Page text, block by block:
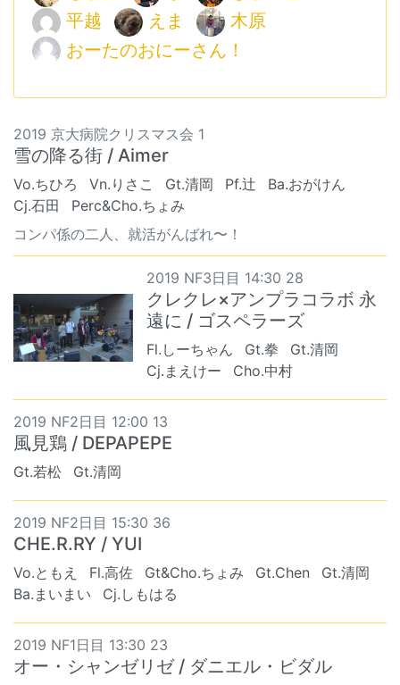
平越
えま
木原
おーたのおにーさん！
2019 京大病院クリスマス会 1
雪の降る街 / Aimer
Vo.ちひろ Vn.りさこ Gt.清岡 Pf.辻
Ba.おがけん
Cj.石田
Perc&Cho.ちょみ
コンパ係の二人、就活がんばれ〜！
2019 NF3日目 14:30 28
クレクレ×アンプラコラボ 永
遠に / ゴスペラーズ
Fl.しーちゃん Gt.拳
Gt.清岡
Cj.まえけー
Cho.中村
2019 NF2日目 12:00 13
風見鶏 / DEPAPEPE
Gt.若松 Gt.清岡
2019 NF2日目 15:30 36
CHE.R.RY / YUI
Vo.ともえ Fl.高佐 Gt&Cho.ちょみ Gt.Chen
Gt.清岡
Ba.まいまい
Cj.しもはる
2019 NF1日目 13:30 23
オー・シャンゼリゼ / ダニエル・ビダル